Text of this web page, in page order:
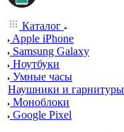
Каталог
Apple iPhone
Samsung Galaxy
Ноутбуки
Умные часы
Наушники и гарнитуры
Моноблоки
Google Pixel